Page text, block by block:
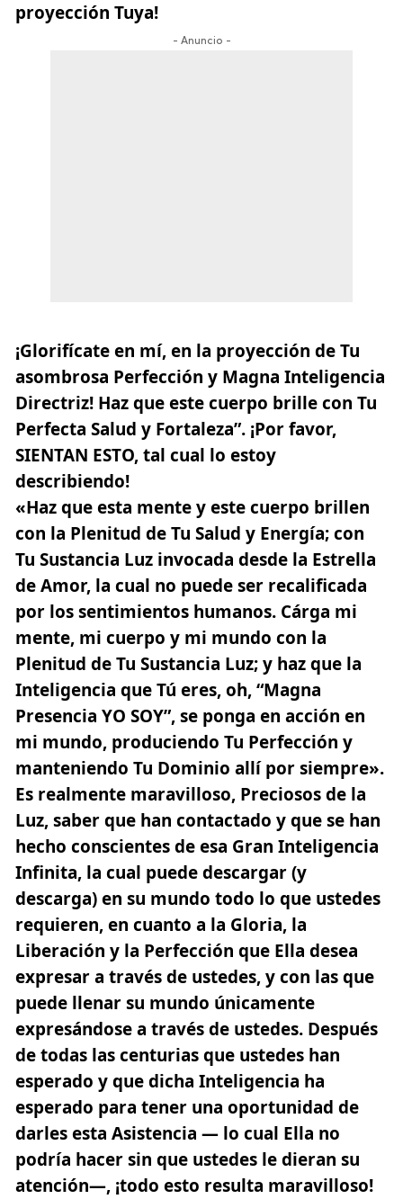
proyección Tuya!
- Anuncio -
¡Glorifícate en mí, en la proyección de Tu
asombrosa Perfección y Magna Inteligencia
Directriz! Haz que este cuerpo brille con Tu
Perfecta Salud y Fortaleza”. ¡Por favor,
SIENTAN ESTO, tal cual lo estoy
describiendo!
«Haz que esta mente y este cuerpo brillen
con la Plenitud de Tu Salud y Energía; con
Tu Sustancia Luz invocada desde la Estrella
de Amor, la cual no puede ser recalificada
por los sentimientos humanos. Cárga mi
mente, mi cuerpo y mi mundo con la
Plenitud de Tu Sustancia Luz; y haz que la
Inteligencia que Tú eres, oh, “Magna
Presencia YO SOY”, se ponga en acción en
mi mundo, produciendo Tu Perfección y
manteniendo Tu Dominio allí por siempre».
Es realmente maravilloso, Preciosos de la
Luz, saber que han contactado y que se han
hecho conscientes de esa Gran Inteligencia
Infinita, la cual puede descargar (y
descarga) en su mundo todo lo que ustedes
requieren, en cuanto a la Gloria, la
Liberación y la Perfección que Ella desea
expresar a través de ustedes, y con las que
puede llenar su mundo únicamente
expresándose a través de ustedes. Después
de todas las centurias que ustedes han
esperado y que dicha Inteligencia ha
esperado para tener una oportunidad de
darles esta Asistencia — lo cual Ella no
podría hacer sin que ustedes le dieran su
atención—, ¡todo esto resulta maravilloso!